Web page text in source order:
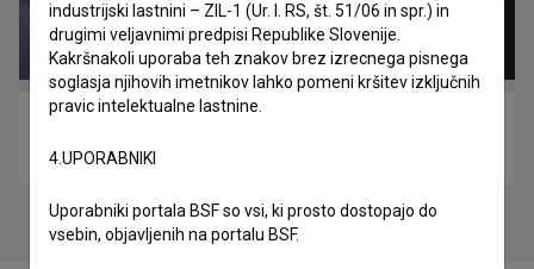
industrijski lastnini – ZIL-1 (Ur. l. RS, št. 51/06 in spr.) in
drugimi veljavnimi predpisi Republike Slovenije.
Kakršnakoli uporaba teh znakov brez izrecnega pisnega
soglasja njihovih imetnikov lahko pomeni kršitev izključnih
pravic intelektualne lastnine.
4.UPORABNIKI
Uporabniki portala BSF so vsi, ki prosto dostopajo do
vsebin, objavljenih na portalu BSF.